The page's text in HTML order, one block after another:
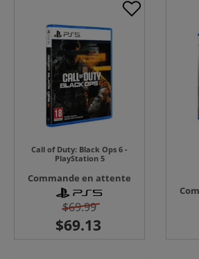
Call of Duty: Black Ops 6 -
PlayStation 5
Commande en attente
$69.99